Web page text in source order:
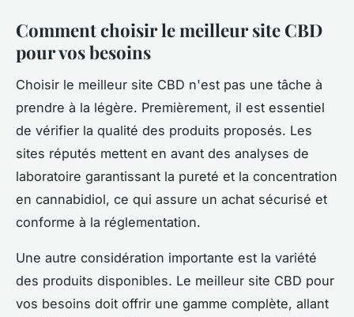
Comment choisir le meilleur site CBD
pour vos besoins
Choisir le meilleur site CBD n'est pas une tâche à
prendre à la légère. Premièrement, il est essentiel
de vérifier la qualité des produits proposés. Les
sites réputés mettent en avant des analyses de
laboratoire garantissant la pureté et la concentration
en cannabidiol, ce qui assure un achat sécurisé et
conforme à la réglementation.
Une autre considération importante est la variété
des produits disponibles. Le meilleur site CBD pour
vos besoins doit offrir une gamme complète, allant